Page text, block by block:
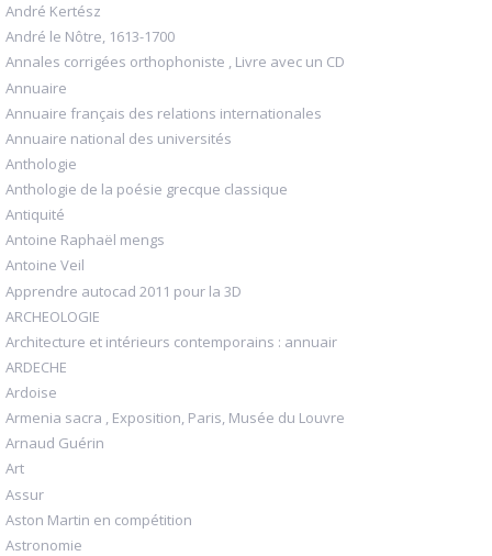
André Kertész
André le Nôtre, 1613-1700
Annales corrigées orthophoniste , Livre avec un CD
Annuaire
Annuaire français des relations internationales
Annuaire national des universités
Anthologie
Anthologie de la poésie grecque classique
Antiquité
Antoine Raphaël mengs
Antoine Veil
Apprendre autocad 2011 pour la 3D
ARCHEOLOGIE
Architecture et intérieurs contemporains : annuair
ARDECHE
Ardoise
Armenia sacra , Exposition, Paris, Musée du Louvre
Arnaud Guérin
Art
Assur
Aston Martin en compétition
Astronomie